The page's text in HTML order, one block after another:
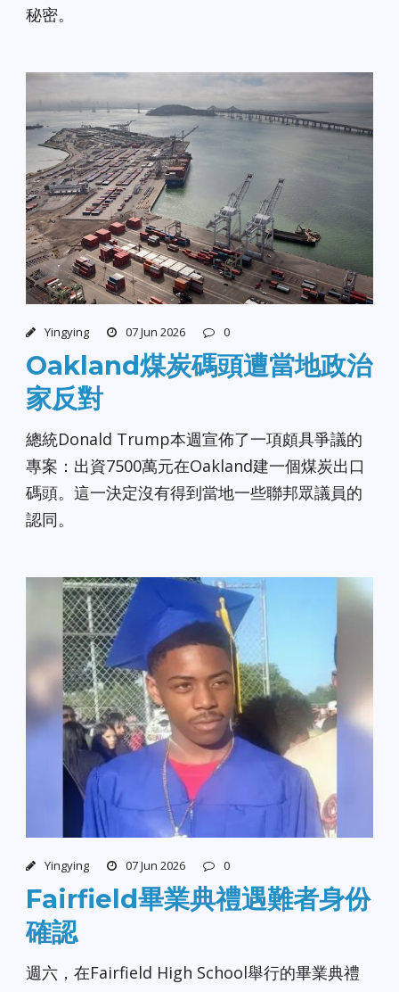
秘密。
Yingying 07 Jun 2026 0
Oakland煤炭碼頭遭當地政治
家反對
總統Donald Trump本週宣佈了一項頗具爭議的
專案：出資7500萬元在Oakland建一個煤炭出口
碼頭。這一決定沒有得到當地一些聯邦眾議員的
認同。
Yingying 07 Jun 2026 0
Fairfield畢業典禮遇難者身份
確認
週六，在Fairfield High School舉行的畢業典禮